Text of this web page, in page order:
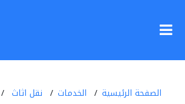
الصفحة الرئيسية الخدمات
نقل اثاث